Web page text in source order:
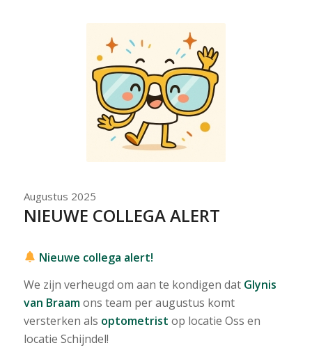
Augustus 2025
NIEUWE COLLEGA ALERT
Nieuwe collega alert!
We zijn verheugd om aan te kondigen dat Glynis
van Braamons team per augustus komt
versterken als optometrist op locatie Oss en
locatie Schijndel!